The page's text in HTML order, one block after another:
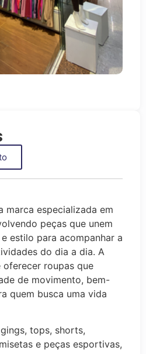
marca especializada em
peças que unem
estilo para acompanhar a
do dia a dia. A
roupas que
de movimento, bem-
quem busca uma vida
tops, shorts,
e peças esportivas,